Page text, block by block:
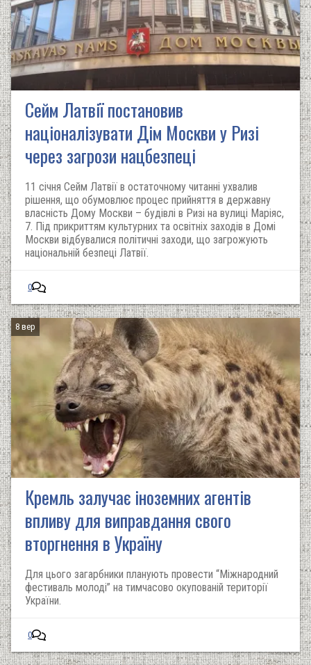
Сейм Латвії постановив
націоналізувати Дім Москви у Ризі
через загрози нацбезпеці
11 січня Сейм Латвії в остаточному читанні ухвалив
рішення, що обумовлює процес прийняття в державну
власність Дому Москви – будівлі в Ризі на вулиці Маріяс,
7. Під прикриттям культурних та освітніх заходів в Домі
Москви відбувалися політичні заходи, що загрожують
національній безпеці Латвії.
0
8 вер
Кремль залучає іноземних агентів
впливу для виправдання свого
вторгнення в Україну
Для цього загарбники планують провести “Міжнародний
фестиваль молоді” на тимчасово окупованій території
України.
0